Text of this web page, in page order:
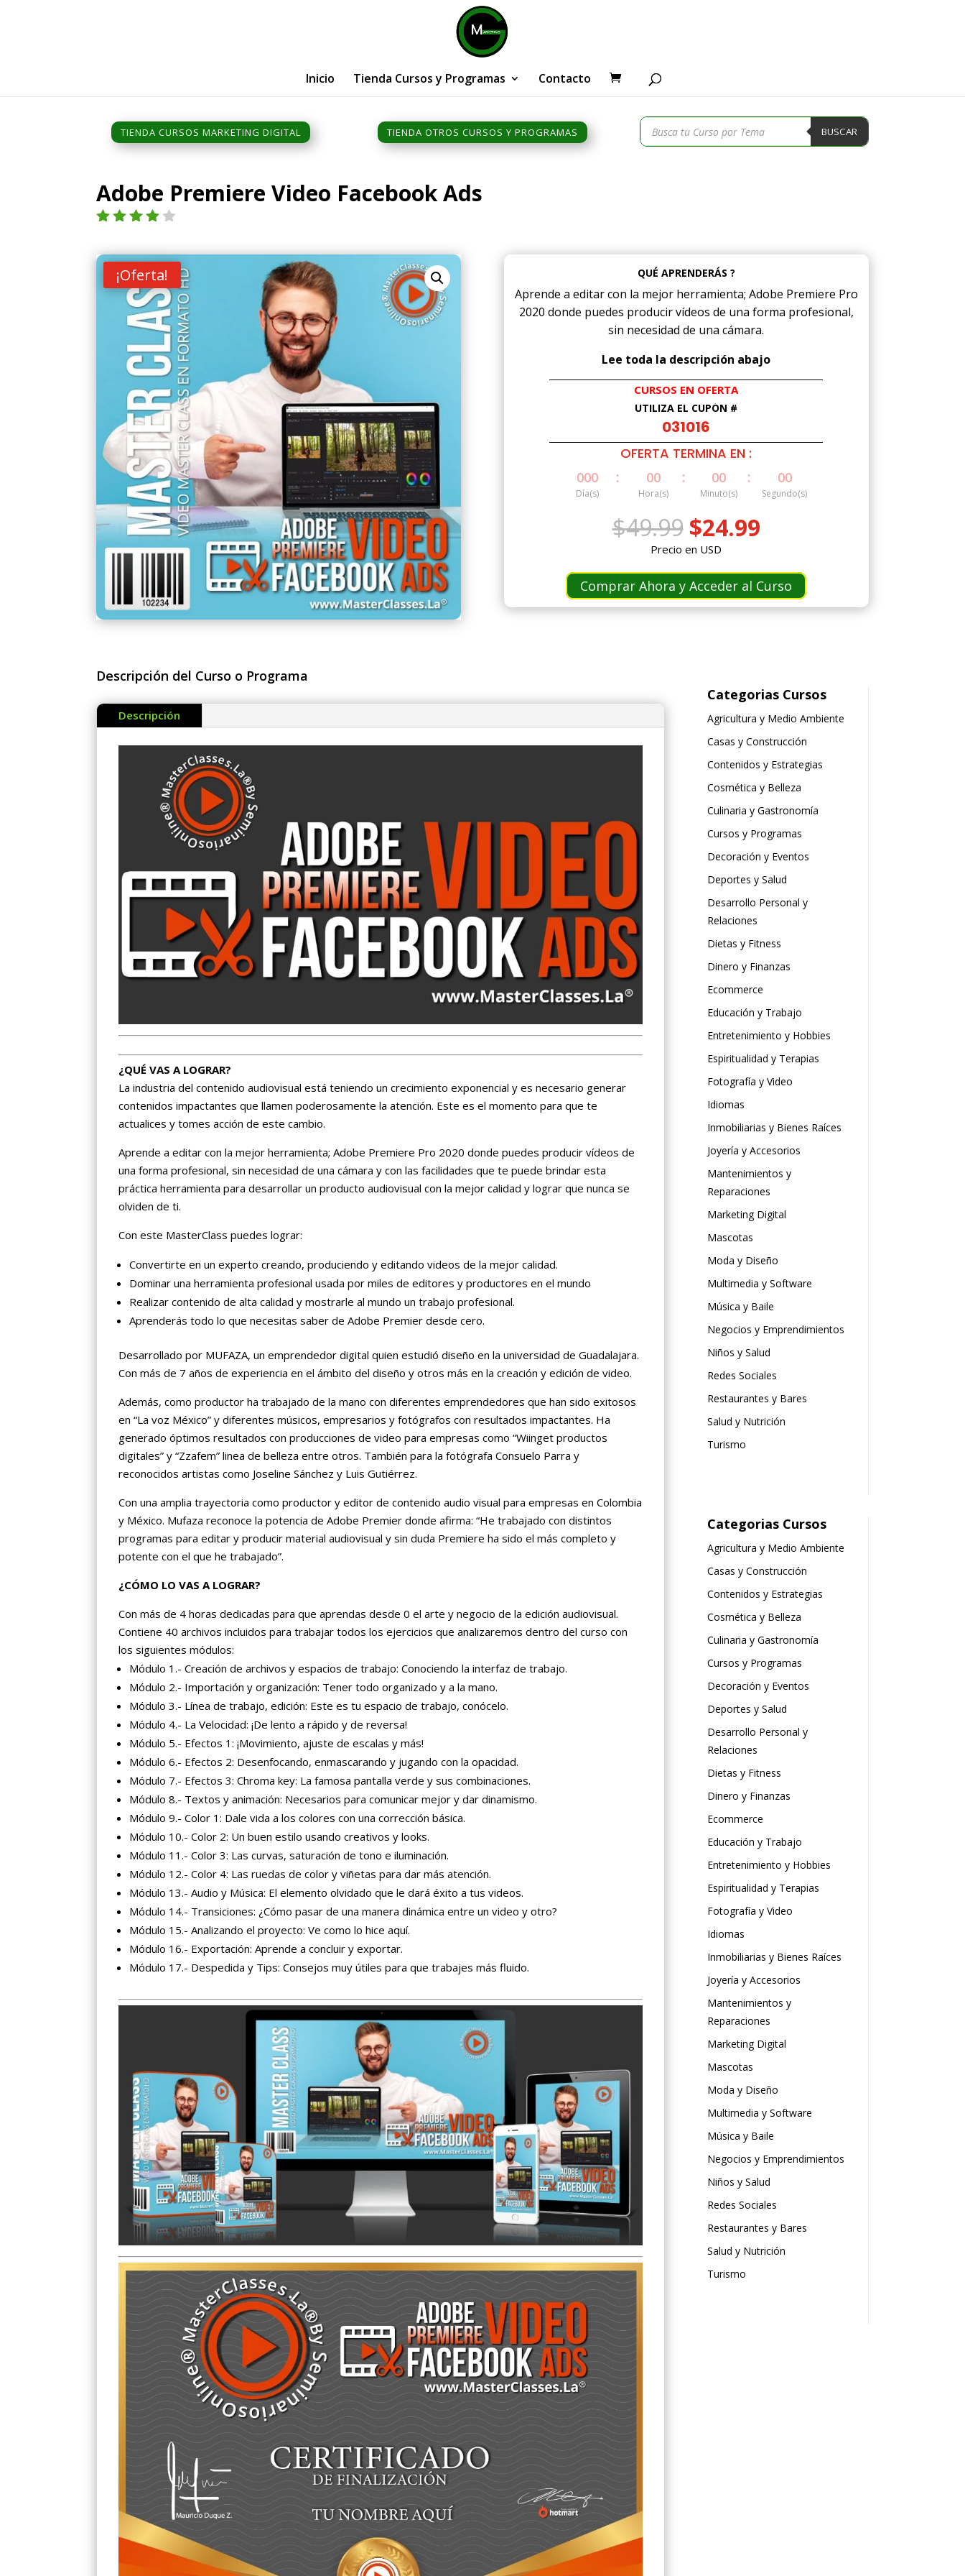
Inicio Tienda Cursos y Programas Contacto
TIENDA CURSOS MARKETING DIGITAL TIENDA OTROS CURSOS Y PROGRAMAS
Búsqueda
de
productos
BUSCAR
Adobe Premiere Video Facebook Ads
4.00de
5 en
base a
valoraci
ón de
¡Oferta! QUÉ APRENDERÁS ?
Aprende a editar con la mejor herramienta; Adobe Premiere Pro
2020 donde puedes producir vídeos de una forma profesional,
sin necesidad de una cámara.
Lee toda la descripción abajo
CURSOS EN OFERTA
UTILIZA EL CUPÓN #
031016
OFERTA TERMINA EN :
000
Día(s)
: 00
Hora(s)
: 00
Minuto(s)
: 00
Segundo(s)
$49.99 El
precio
original
era:
$49.99.
$24.99El
es:
$24.99.
Precio en USD
Comprar Ahora y Acceder al Curso
Descripción del Curso o Programa
Descripción
¿QUÉ VAS A LOGRAR?
La industria del contenido audiovisual está teniendo un crecimiento exponencial y es necesario generar
contenidos impactantes que llamen poderosamente la atención. Este es el momento para que te
actualices y tomes acción de este cambio.
Aprende a editar con la mejor herramienta; Adobe Premiere Pro 2020 donde puedes producir vídeos de
una forma profesional, sin necesidad de una cámara y con las facilidades que te puede brindar esta
práctica herramienta para desarrollar un producto audiovisual con la mejor calidad y lograr que nunca se
olviden de ti.
Con este MasterClass puedes lograr:
Convertirte en un experto creando, produciendo y editando videos de la mejor calidad.
Dominar una herramienta profesional usada por miles de editores y productores en el mundo
Realizar contenido de alta calidad y mostrarle al mundo un trabajo profesional.
Aprenderás todo lo que necesitas saber de Adobe Premier desde cero.
Desarrollado por MUFAZA, un emprendedor digital quien estudió diseño en la universidad de Guadalajara.
Con más de 7 años de experiencia en el ámbito del diseño y otros más en la creación y edición de video.
Además, como productor ha trabajado de la mano con diferentes emprendedores que han sido exitosos
en “La voz México” y diferentes músicos, empresarios y fotógrafos con resultados impactantes. Ha
generado óptimos resultados con producciones de video para empresas como “Wiinget productos
digitales” y “Zzafem” linea de belleza entre otros. También para la fotógrafa Consuelo Parra y
reconocidos artistas como Joseline Sánchez y Luis Gutiérrez.
Con una amplia trayectoria como productor y editor de contenido audio visual para empresas en Colombia
y México. Mufaza reconoce la potencia de Adobe Premier donde afirma: “He trabajado con distintos
programas para editar y producir material audiovisual y sin duda Premiere ha sido el más completo y
potente con el que he trabajado”.
¿CÓMO LO VAS A LOGRAR?
Con más de 4 horas dedicadas para que aprendas desde 0 el arte y negocio de la edición audiovisual.
Contiene 40 archivos incluidos para trabajar todos los ejercicios que analizaremos dentro del curso con
los siguientes módulos:
Módulo 1.- Creación de archivos y espacios de trabajo: Conociendo la interfaz de trabajo.
Módulo 2.- Importación y organización: Tener todo organizado y a la mano.
Módulo 3.- Línea de trabajo, edición: Este es tu espacio de trabajo, conócelo.
Módulo 4.- La Velocidad: ¡De lento a rápido y de reversa!
Módulo 5.- Efectos 1: ¡Movimiento, ajuste de escalas y más!
Módulo 6.- Efectos 2: Desenfocando, enmascarando y jugando con la opacidad.
Módulo 7.- Efectos 3: Chroma key: La famosa pantalla verde y sus combinaciones.
Módulo 8.- Textos y animación: Necesarios para comunicar mejor y dar dinamismo.
Módulo 9.- Color 1: Dale vida a los colores con una corrección básica.
Módulo 10.- Color 2: Un buen estilo usando creativos y looks.
Módulo 11.- Color 3: Las curvas, saturación de tono e iluminación.
Módulo 12.- Color 4: Las ruedas de color y viñetas para dar más atención.
Módulo 13.- Audio y Música: El elemento olvidado que le dará éxito a tus videos.
Módulo 14.- Transiciones: ¿Cómo pasar de una manera dinámica entre un video y otro?
Módulo 15.- Analizando el proyecto: Ve como lo hice aquí.
Módulo 16.- Exportación: Aprende a concluir y exportar.
Módulo 17.- Despedida y Tips: Consejos muy útiles para que trabajes más fluido.
Categorias Cursos
Agricultura y Medio Ambiente
Casas y Construcción
Contenidos y Estrategias
Cosmética y Belleza
Culinaria y Gastronomía
Cursos y Programas
Decoración y Eventos
Deportes y Salud
Desarrollo Personal y
Relaciones
Dietas y Fitness
Dinero y Finanzas
Ecommerce
Educación y Trabajo
Entretenimiento y Hobbies
Espiritualidad y Terapias
Fotografía y Video
Idiomas
Inmobiliarias y Bienes Raíces
Joyería y Accesorios
Mantenimientos y
Reparaciones
Marketing Digital
Mascotas
Moda y Diseño
Multimedia y Software
Música y Baile
Negocios y Emprendimientos
Niños y Salud
Redes Sociales
Restaurantes y Bares
Salud y Nutrición
Turismo
Categorias Cursos
Agricultura y Medio Ambiente
Casas y Construcción
Contenidos y Estrategias
Cosmética y Belleza
Culinaria y Gastronomía
Cursos y Programas
Decoración y Eventos
Deportes y Salud
Desarrollo Personal y
Relaciones
Dietas y Fitness
Dinero y Finanzas
Ecommerce
Educación y Trabajo
Entretenimiento y Hobbies
Espiritualidad y Terapias
Fotografía y Video
Idiomas
Inmobiliarias y Bienes Raíces
Joyería y Accesorios
Mantenimientos y
Reparaciones
Marketing Digital
Mascotas
Moda y Diseño
Multimedia y Software
Música y Baile
Negocios y Emprendimientos
Niños y Salud
Redes Sociales
Restaurantes y Bares
Salud y Nutrición
Turismo